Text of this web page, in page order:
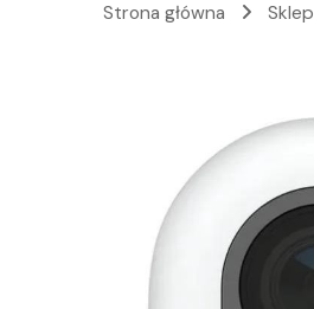
Strona główna Sklep